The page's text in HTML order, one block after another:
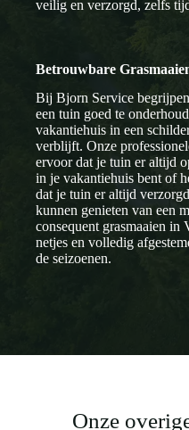
veilig en verzorgd, zelfs
Betrouwbare
Bij Bjorn Service
een tuin goed te
vakantiehuis in een
verblijft. Onze
ervoor dat je tuin er altijd
in je vakantiehuis bent of
dat je tuin er altijd
kunnen genieten van een
consequent grasmaaien in
netjes en volledig
de seizoenen.
Onze